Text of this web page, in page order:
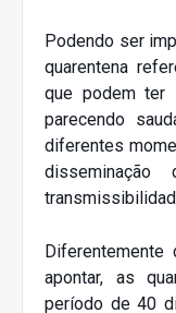
Podendo ser
quarentena
que podem ter
parecendo
diferentes
apontar, as
período de 40